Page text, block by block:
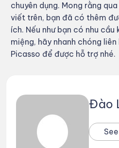
chuyên dụng. Mong rằng
viết trên, bạn đã có thêm
ích. Nếu như bạn có nhu
miệng, hãy nhanh chóng
Picasso để được hỗ trợ nhé.
Đào